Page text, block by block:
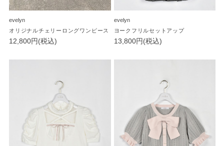
evelyn
オリジナルチェリーロングワンピース
12,800円(税込)
evelyn
ヨークフリルセットアップ
13,800円(税込)